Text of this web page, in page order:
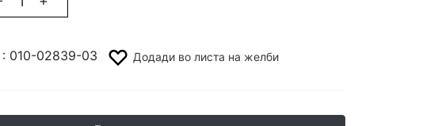
010-02839-03 Додади во листа на желби